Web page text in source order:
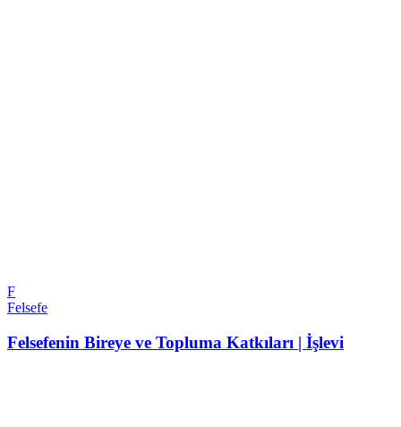
F
Felsefe
Felsefenin Bireye ve Topluma Katkıları | İşlevi